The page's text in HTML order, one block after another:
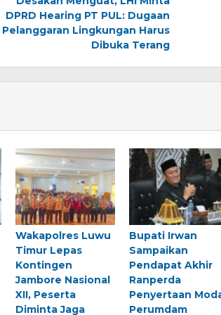
DPRD Hearing PT PUL: Dugaan
Pelanggaran Lingkungan Harus
Dibuka Terang
Wakapolres Luwu
Timur Lepas
Kontingen
Jambore Nasional
XII, Peserta
Diminta Jaga
Bupati Irwan
Sampaikan
Pendapat Akhir
Ranperda
Penyertaan
Perumdam